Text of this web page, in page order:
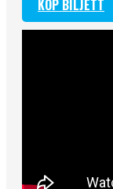
KÖP BILJETT